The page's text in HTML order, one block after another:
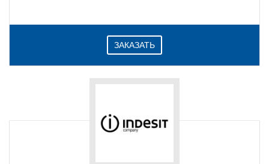
ЗАКАЗАТЬ